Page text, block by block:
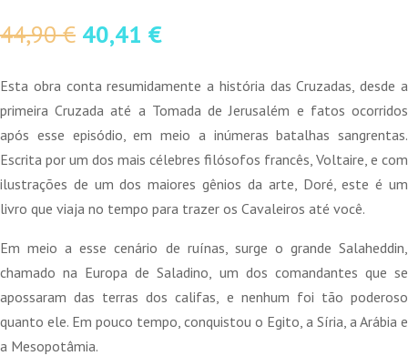
44,90€ O
original
era:
44,90 €.
40,41 €O
atual
é:
40,41 €.
Esta obra conta resumidamente a história das Cruzadas, desde a
primeira Cruzada até a Tomada de Jerusalém e fatos ocorridos
após esse episódio, em meio a inúmeras batalhas sangrentas.
Escrita por um dos mais célebres filósofos francês, Voltaire, e com
ilustrações de um dos maiores gênios da arte, Doré, este é um
livro que viaja no tempo para trazer os Cavaleiros até você.
Em meio a esse cenário de ruínas, surge o grande Salaheddin,
chamado na Europa de Saladino, um dos comandantes que se
apossaram das terras dos califas, e nenhum foi tão poderoso
quanto ele. Em pouco tempo, conquistou o Egito, a Síria, a Arábia e
a Mesopotâmia.